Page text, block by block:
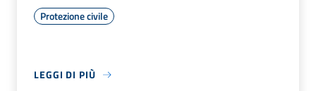
Protezione civile
LEGGI DI PIÙ